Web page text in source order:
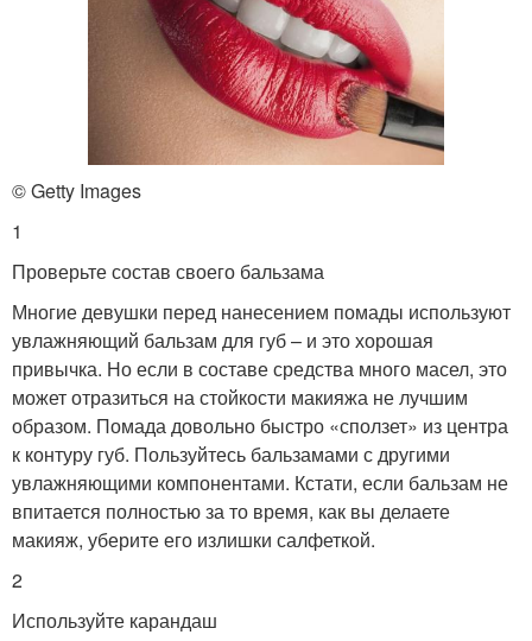
© Getty Images
1
Проверьте состав своего бальзама
Многие девушки перед нанесением помады используют
увлажняющий бальзам для губ – и это хорошая
привычка. Но если в составе средства много масел, это
может отразиться на стойкости макияжа не лучшим
образом. Помада довольно быстро «сползет» из центра
к контуру губ. Пользуйтесь бальзамами с другими
увлажняющими компонентами. Кстати, если бальзам не
впитается полностью за то время, как вы делаете
макияж, уберите его излишки салфеткой.
2
Используйте карандаш